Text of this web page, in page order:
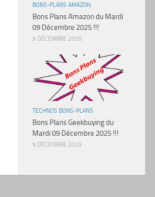
BONS-PLANS AMAZON
Bons Plans Amazon du Mardi
09 Décembre 2025 !!!
9 DÉCEMBRE 2025
TECHNOS BONS-PLANS
Bons Plans Geekbuying du
Mardi 09 Décembre 2025 !!!
9 DÉCEMBRE 2025